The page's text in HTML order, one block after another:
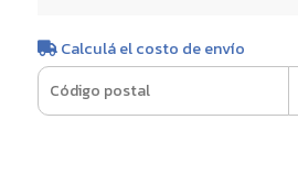
Calculá el costo de envío